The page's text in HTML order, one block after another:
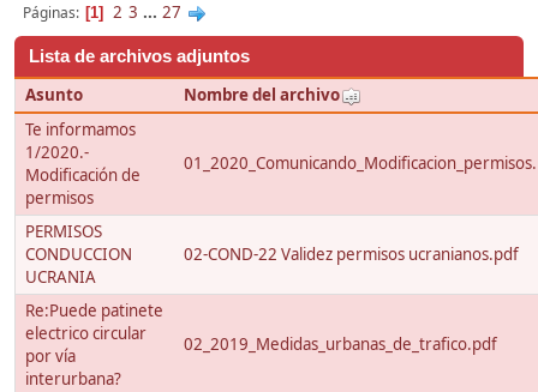
Páginas 1 2 3 ... 27
Lista de archivos adjuntos
Asunto
Nombre del archivo
Te informamos
1/2020.-
Modificación de
permisos
PERMISOS
CONDUCCION
UCRANIA
02-COND-22 Validez permisos ucranianos.pdf
Re:Puede patinete
electrico circular
por vía
interurbana?
02_2019_Medidas_urbanas_de_trafico.pdf